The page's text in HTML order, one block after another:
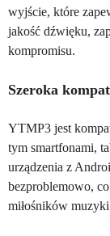
wyjście, które
jakość dźwięku,
kompromisu.
Szeroka
YTMP3 jest
tym smartfonami,
urządzenia z
bezproblemowo,
miłośników